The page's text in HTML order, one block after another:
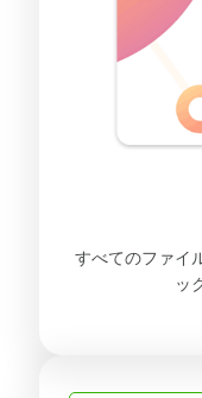
すべてのファイ
ッ